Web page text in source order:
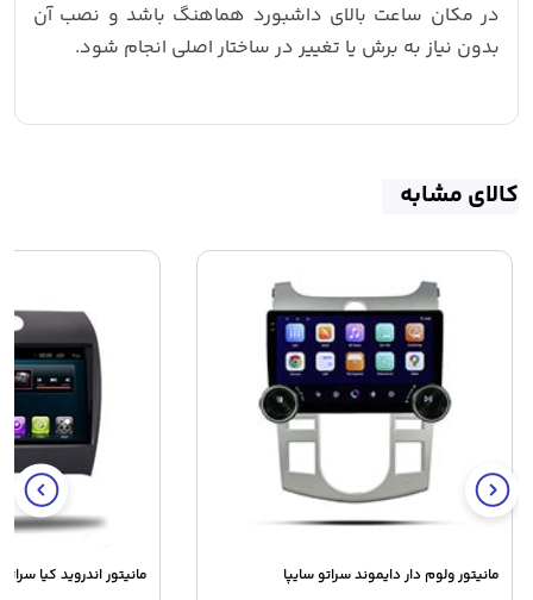
در مکان ساعت بالای داشبورد هماهنگ باشد و نصب آن
بدون نیاز به برش یا تغییر در ساختار اصلی انجام شود.
کالای مشابه
مانیتور ولوم دار دایموند سراتو سایپا مانیتور اندروید کیا سراتو 2015